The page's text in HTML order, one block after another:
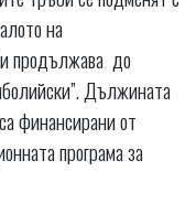
на
и продължава до
Дължината
финансирани от
програма за